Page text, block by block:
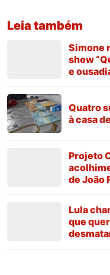
Leia também
Simone
show
e
Quatro
à casa
Projeto
de João
Lula
que